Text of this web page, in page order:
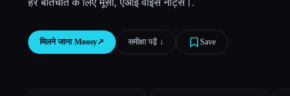
हर बातचीत के लिए मूसी, एआई वॉइस नोट्स।.
मिलने जाना Moosy↗︎ समीक्षा पढ़ें ↓︎ Save